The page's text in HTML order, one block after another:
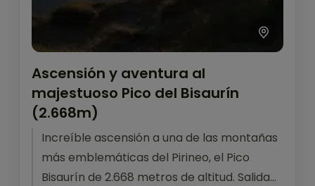
Ascensión y aventura al
majestuoso Pico del Bisaurín
(2.668m)
Increíble ascensión a una de las montañas
más emblemáticas del Pirineo, el Pico
Bisaurín de 2.668 metros de altitud. Salida